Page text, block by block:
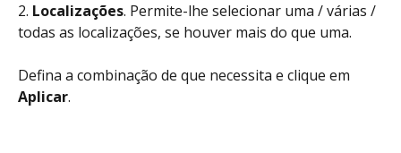
2. Localizações. Permite-lhe selecionar uma / várias /
todas as localizações, se houver mais do que uma.
Defina a combinação de que necessita e clique em
Aplicar.